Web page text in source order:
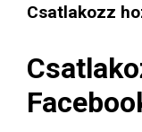
Csatlakozz